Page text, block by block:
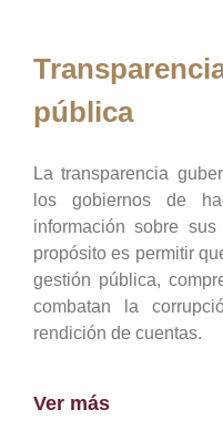
pública
La transparencia
los gobiernos de
información sobre
propósito es permitir
gestión pública,
combatan la
rendición de cuentas.
Ver más